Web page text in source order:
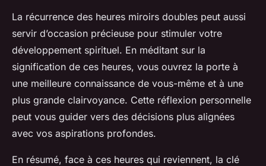
La récurrence des heures miroirs doubles peut aussi
servir d’occasion précieuse pour stimuler votre
développement spirituel. En méditant sur la
signification de ces heures, vous ouvrez la porte à
une meilleure connaissance de vous-même et à une
plus grande clairvoyance. Cette réflexion personnelle
peut vous guider vers des décisions plus alignées
avec vos aspirations profondes.
En résumé, face à ces heures qui reviennent, la clé